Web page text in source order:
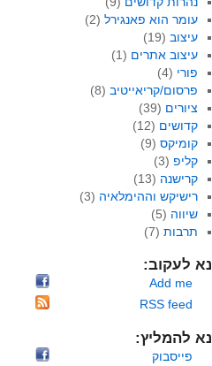
עומר הוא פאנגירל(2)
עיצוב(19)
עיצוב אתרים (1)
פורי (4)
פרסום/קריאייטיב(8)
ציורים (39)
קדושים (12)
קומיקס(9)
קליפ (3)
קרישנה (13)
רישיקש וההימלאיה (3)
שיווה (5)
תרבות(7)
נא לעקוב:
Add me
RSS feed
נא להמליץ:
פייסבוק